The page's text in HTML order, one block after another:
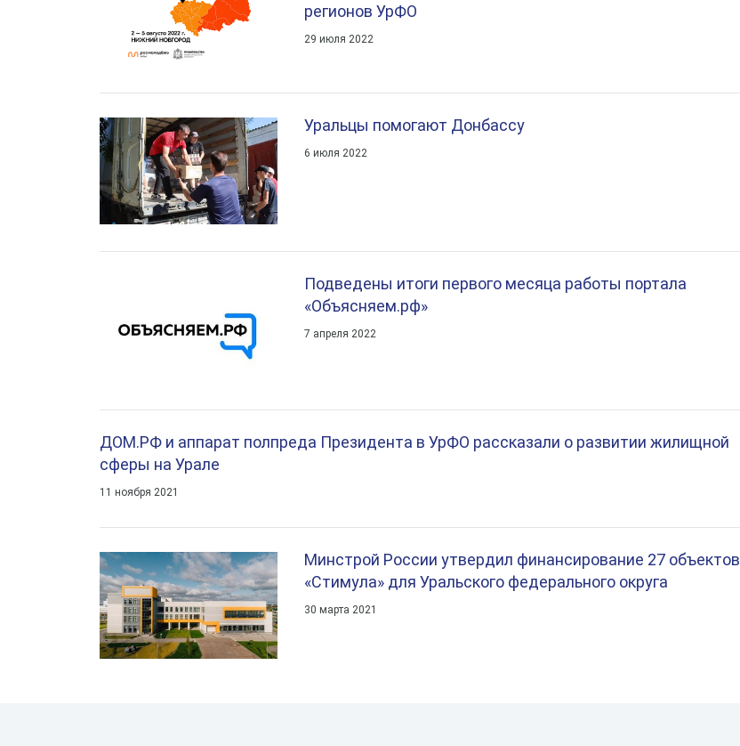
регионов УрФО
29 июля 2022
Уральцы помогают Донбассу
6 июля 2022
Подведены итоги первого месяца работы портала
«Объясняем.рф»
7 апреля 2022
ДОМ.РФ и аппарат полпреда Президента в УрФО рассказали о развитии жилищной
сферы на Урале
11 ноября 2021
Минстрой России утвердил финансирование 27 объектов
«Стимула» для Уральского федерального округа
30 марта 2021